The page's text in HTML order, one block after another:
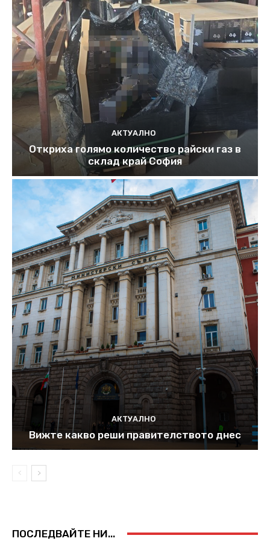
АКТУАЛНО
Откриха голямо количество райски газ в
склад край София
АКТУАЛНО
Вижте какво реши правителството днес
ПОСЛЕДВАЙТЕ НИ...